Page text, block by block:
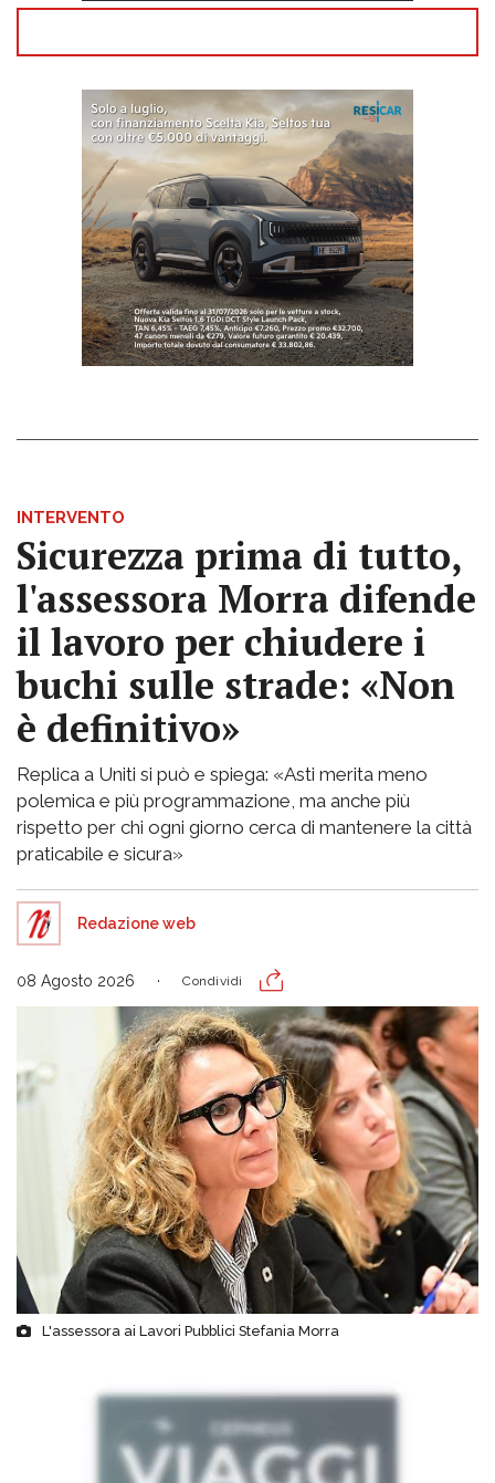
INTERVENTO
Sicurezza prima di tutto,
l'assessora Morra difende
il lavoro per chiudere i
buchi sulle strade: «Non
è definitivo»
Replica a Uniti si può e spiega: «Asti merita meno
polemica e più programmazione, ma anche più
rispetto per chi ogni giorno cerca di mantenere la città
praticabile e sicura»
Redazione web
08 Agosto 2026 Condividi
L'assessora ai Lavori Pubblici Stefania Morra